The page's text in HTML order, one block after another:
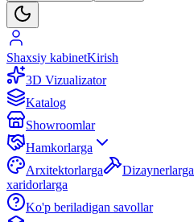
Shaxsiy kabinetKirish
3D Vizualizator
Katalog
Showroomlar
Hamkorlarga
Arxitektorlarga
Dizaynerlarga
xaridorlarga
Ko'p beriladigan savollar